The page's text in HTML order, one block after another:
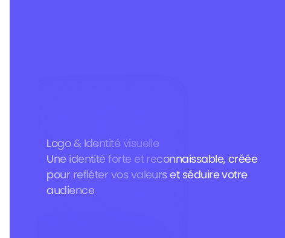
Logo & Identité visuelle
Une identité forte et reconnaissable, créée
pour refléter vos valeurs et séduire votre
audience